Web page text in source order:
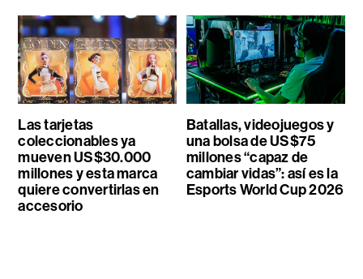
Las tarjetas
coleccionables ya
mueven US$30.000
millones y esta marca
quiere convertirlas en
accesorio
Batallas, videojuegos y
una bolsa de US$75
millones “capaz de
cambiar vidas”: así es la
Esports World Cup 2026